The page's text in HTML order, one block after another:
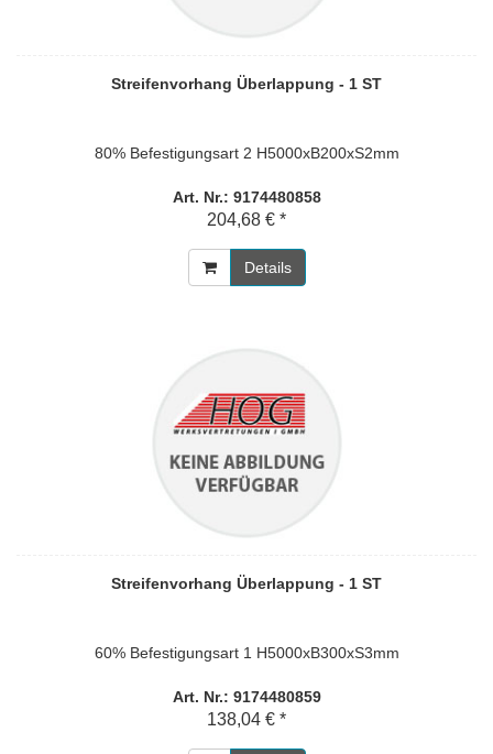
Streifenvorhang Überlappung - 1 ST
80% Befestigungsart 2 H5000xB200xS2mm
Art. Nr.: 9174480858
204,68 € *
Details
Streifenvorhang Überlappung - 1 ST
60% Befestigungsart 1 H5000xB300xS3mm
Art. Nr.: 9174480859
138,04 € *